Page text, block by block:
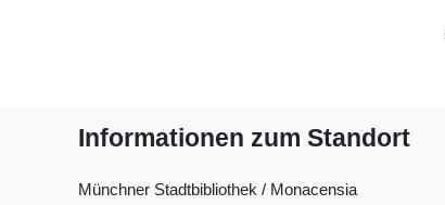
Informationen zum Standort
Münchner Stadtbibliothek / Monacensia